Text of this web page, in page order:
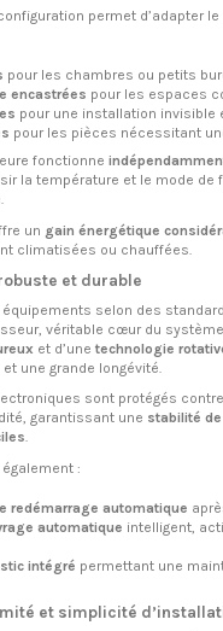
permet d’adapter
pour les chambres ou petits
encastrées pour les espaces
pour une installation invisible
pour les pièces nécessitant
fonctionne
la température et le mode
un gain énergétique
climatisées ou chauffées.
et durable
équipements selon des
véritable cœur du
et d’une technologie
une grande longévité.
sont protégés
garantissant une stabilité
.
:
redémarrage automatique
automatique intelligent,
intégré permettant une
et simplicité